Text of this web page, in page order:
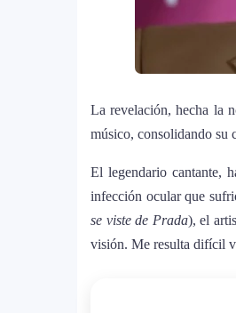
La revelación, hecha la
músico, consolidando su
El legendario cantante,
infección ocular que
se viste de Prada), el
visión. Me resulta difícil